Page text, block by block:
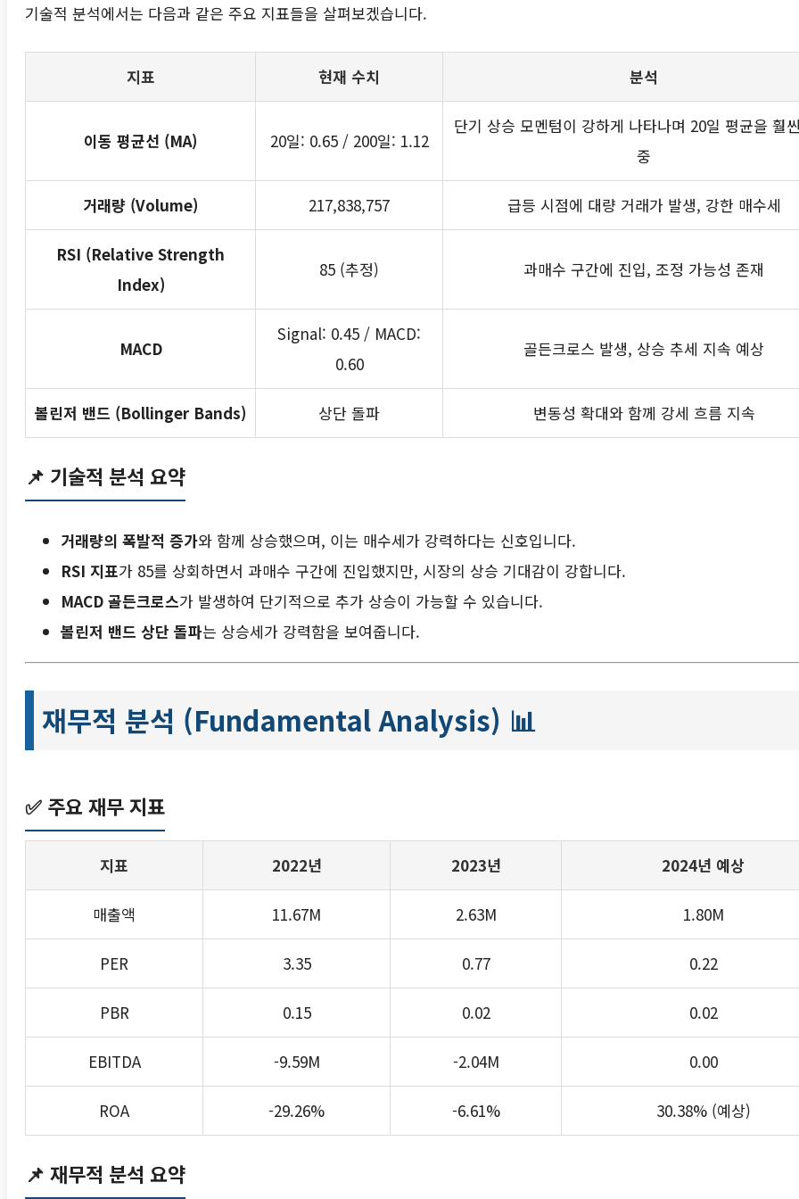
기술적 분석에서는 다음과 같은 주요 지표들을 살펴보겠습니다.
지표 현재 수치 분석
이동 평균선 (MA) 20일: 0.65 / 200일: 1.12
단기 상승 모멘텀이 강하게 나타나며 20일 평균을 훨
중
거래량 (Volume) 217,838,757 급등 시점에 대량 거래가 발생, 강한 매수세
RSI (Relative Strength
Index)
85 (추정) 과매수 구간에 진입, 조정 가능성 존재
MACD
Signal: 0.45 / MACD:
0.60
골든크로스 발생, 상승 추세 지속 예상
볼린저 밴드 (Bollinger Bands) 상단 돌파 변동성 확대와 함께 강세 흐름 지속
📌 기술적 분석 요약
거래량의 폭발적 증가와 함께 상승했으며, 이는 매수세가 강력하다는 신호입니다.
RSI 지표가 85를 상회하면서 과매수 구간에 진입했지만, 시장의 상승 기대감이 강합니다.
MACD 골든크로스가 발생하여 단기적으로 추가 상승이 가능할 수 있습니다.
볼린저 밴드 상단 돌파는 상승세가 강력함을 보여줍니다.
재무적 분석 (Fundamental Analysis) 📊
✅ 주요 재무 지표
지표 2022년 2023년 2024년 예상
매출액 11.67M 2.63M 1.80M
PER 3.35 0.77 0.22
PBR 0.15 0.02 0.02
EBITDA -9.59M -2.04M 0.00
ROA -29.26% -6.61% 30.38% (예상)
📌 재무적 분석 요약